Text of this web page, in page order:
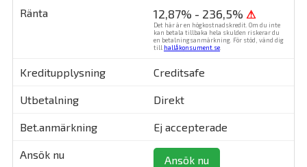
12,87% - 236,5% ⚠
Det här är en högkostnadskredit. Om du inte
kan betala tillbaka hela skulden riskerar du
en betalningsanmärkning. För stöd, vänd dig
till hallåkonsument.se
Creditsafe
Direkt
Ej accepterade
Ansök nu